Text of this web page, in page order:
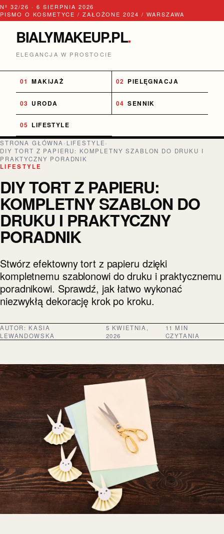
Nº 32/26 · 6 SIERPNIA 2026
PISMO O KOSMETYCE / ZAŁOŻONE 2024 / WARSZAWA
BIALYMAKEUP.PL.
ELEGANCJA W PROSTOCIE
MAKIJAŻ PIELĘGNACJA
URODA SENNIK
LIFESTYLE
STRONA GŁÓWNA› LIFESTYLE›
DIY TORT Z PAPIERU: KOMPLETNY SZABLON DO DRUKU I
PRAKTYCZNY PORADNIK
LIFESTYLE
DIY TORT Z PAPIERU:
KOMPLETNY SZABLON DO
DRUKU I PRAKTYCZNY
PORADNIK
Stwórz efektowny tort z papieru dzięki
kompletnemu szablonowi do druku i praktycznemu
poradnikowi. Sprawdź, jak łatwo wykonać
niezwykłą dekorację krok po kroku.
AUTOR: KASIA
LEWANDOWSKA
5 KWIETNIA,
2026
11 MIN
CZYTANIA